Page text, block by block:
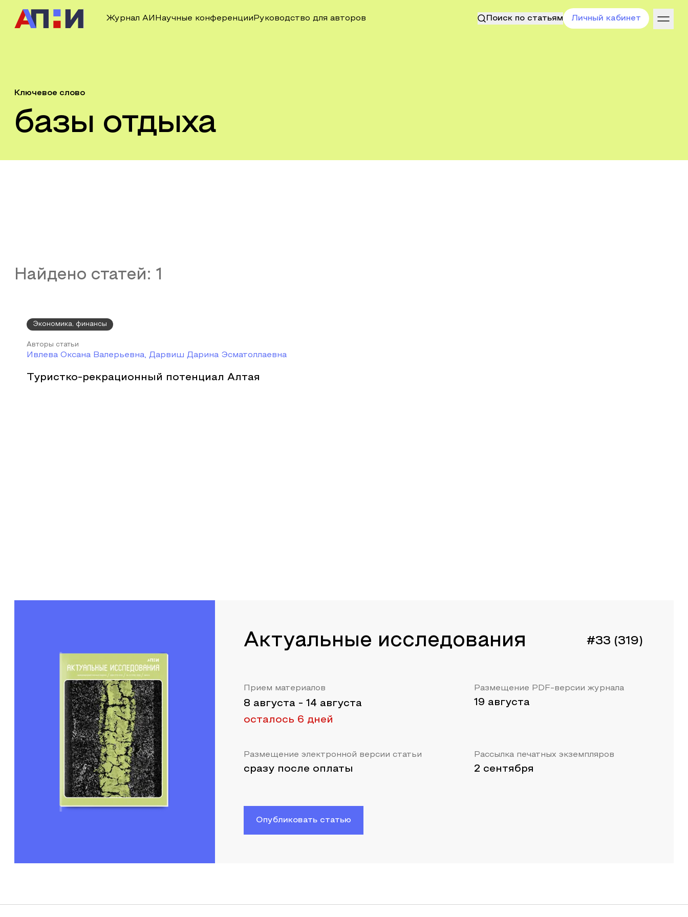
Журнал АИ Научные конференции Руководство для авторов Поиск по статьям Личный кабинет
Ключевое слово
базы отдыха
Найдено статей: 1
Экономика, финансы
Авторы статьи
Ивлева Оксана Валерьевна, Дарвиш Дарина Эсматоллаевна
Туристко-рекрационный потенциал Алтая
Актуальные исследования #33 (319)
Прием материалов
8 августа - 14 августа
осталось 6 дней
Размещение PDF-версии журнала
19 августа
Размещение электронной версии статьи
сразу после оплаты
Рассылка печатных экземпляров
2 сентября
Опубликовать статью